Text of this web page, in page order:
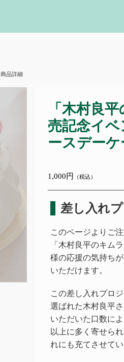
商品詳細
「木村良
売記念イ
ースデー
1,000円 （税込）
差し入れ
このページよりご
「木村良平のキム
様の応援の気持ち
いただけます。
この差し入れプロ
選ばれた木村良平
いただいた口数に
以上に多く寄せら
れにも充てさせて